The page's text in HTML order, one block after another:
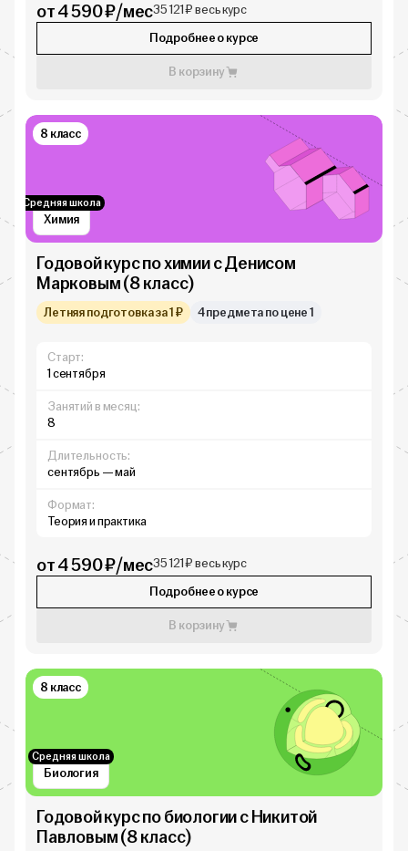
от 4 590 ₽/мес35 121 ₽ весь курс
Подробнее о курсе
В корзину
Химия
Средняя школа
8 класс
Годовой курс по химии с Денисом
Марковым (8 класс)
Летняя подготовка за 1 ₽ 4 предмета по цене 1
Старт:
1 сентября
Занятий в месяц:
8
Длительность:
сентябрь — май
Формат:
Теория и практика
от 4 590 ₽/мес35 121 ₽ весь курс
Подробнее о курсе
В корзину
Биология
Средняя школа
8 класс
Годовой курс по биологии с Никитой
Павловым (8 класс)